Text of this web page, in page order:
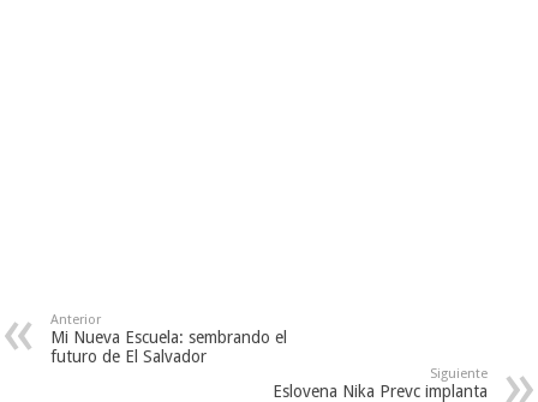
Anterior
Mi Nueva Escuela: sembrando el
futuro de El Salvador
Siguiente
Eslovena Nika Prevc implanta